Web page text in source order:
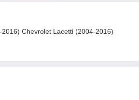
Chevrolet Lacetti (2004-2016)